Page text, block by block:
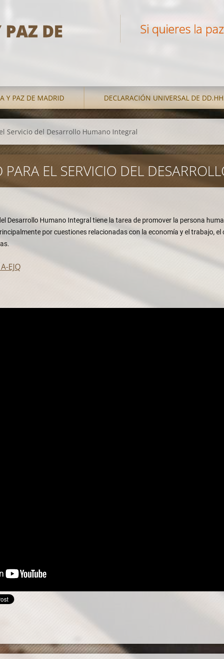
PAZ DE
Si quieres la
Y PAZ DE MADRID DECLARACIÓN UNIVERSAL DE
Servicio del Desarrollo Humano Integral
PARA EL SERVICIO DEL
Desarrollo Humano Integral tiene la tarea de promover la persona
por cuestiones relacionadas con la economía y el trabajo,
EJQ